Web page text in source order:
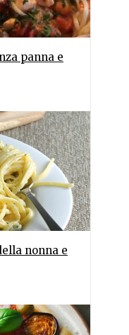
panna e
nonna e